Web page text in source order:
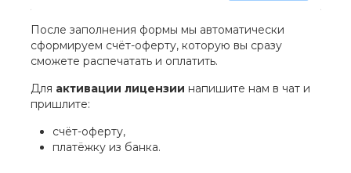
После заполнения формы мы автоматически
сформируем счёт-оферту, которую вы сразу
сможете распечатать и оплатить.
Для активации лицензии напишите нам в чат и
пришлите:
счёт-оферту,
платёжку из банка.